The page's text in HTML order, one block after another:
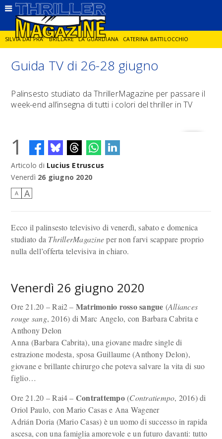
SILVIA DAI PRA' BRILLARE LA GUARDIANA CATERINA BATTILOCCHIO
JORGE DIAZ LA SPIA DELITTO IN CORNICE GIANCARLO DE CATALDO
DIEGO ZANDEL GLI ANNI DI PIETRA
Guida TV di 26-28 giugno
Palinsesto studiato da ThrillerMagazine per passare il
week-end all’insegna di tutti i colori del thriller in TV
1
Articolo di Lucius Etruscus
Venerdì 26 giugno 2020
A A
Ecco il palinsesto televisivo di venerdì, sabato e domenica
studiato da ThrillerMagazineper non farvi scappare proprio
nulla dell’offerta televisiva in chiaro.
Venerdì 26 giugno 2020
Ore 21.20 – Rai2 – Matrimonio rosso sangue (Alliances
rouge sang, 2016) di Marc Angelo, con Barbara Cabrita e
Anthony Delon
Anna (Barbara Cabrita), una giovane madre single di
estrazione modesta, sposa Guillaume (Anthony Delon),
giovane e brillante chirurgo che poteva salvare la vita di suo
figlio…
Ore 21.20 – Rai4 – Contrattempo(Contratiempo, 2016) di
Oriol Paulo, con Mario Casas e Ana Wagener
Adrián Doria (Mario Casas) è un uomo di successo in rapida
ascesa, con una famiglia amorevole e un futuro davanti: tutto